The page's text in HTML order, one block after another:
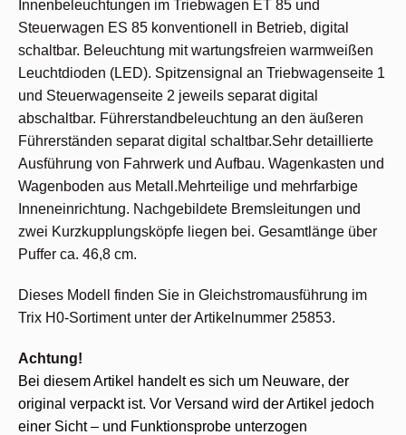
Innenbeleuchtungen im Triebwagen ET 85 und
Steuerwagen ES 85 konventionell in Betrieb, digital
schaltbar. Beleuchtung mit wartungsfreien warmweißen
Leuchtdioden (LED). Spitzensignal an Triebwagenseite 1
und Steuerwagenseite 2 jeweils separat digital
abschaltbar. Führerstandbeleuchtung an den äußeren
Führerständen separat digital schaltbar.Sehr detaillierte
Ausführung von Fahrwerk und Aufbau. Wagenkasten und
Wagenboden aus Metall.Mehrteilige und mehrfarbige
Inneneinrichtung. Nachgebildete Bremsleitungen und
zwei Kurzkupplungsköpfe liegen bei. Gesamtlänge über
Puffer ca. 46,8 cm.
Dieses Modell finden Sie in Gleichstromausführung im
Trix H0-Sortiment unter der Artikelnummer 25853.
Achtung!
Bei diesem Artikel handelt es sich um Neuware, der
original verpackt ist. Vor Versand wird der Artikel jedoch
einer Sicht – und Funktionsprobe unterzogen